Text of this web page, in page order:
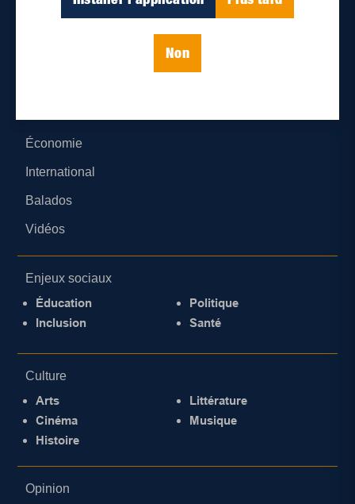
Non
Économie
International
Balados
Vidéos
Enjeux sociaux
Éducation
Inclusion
Politique
Santé
Culture
Arts
Cinéma
Histoire
Littérature
Musique
Opinion